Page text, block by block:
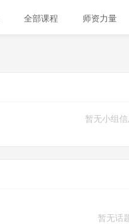
全部课程 师资力量
暂无小组信
暂无话